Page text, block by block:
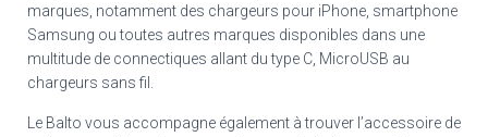
marques, notamment des chargeurs pour iPhone, smartphone
Samsung ou toutes autres marques disponibles dans une
multitude de connectiques allant du type C, MicroUSB au
chargeurs sans fil.
Le Balto vous accompagne également à trouver l’accessoire de